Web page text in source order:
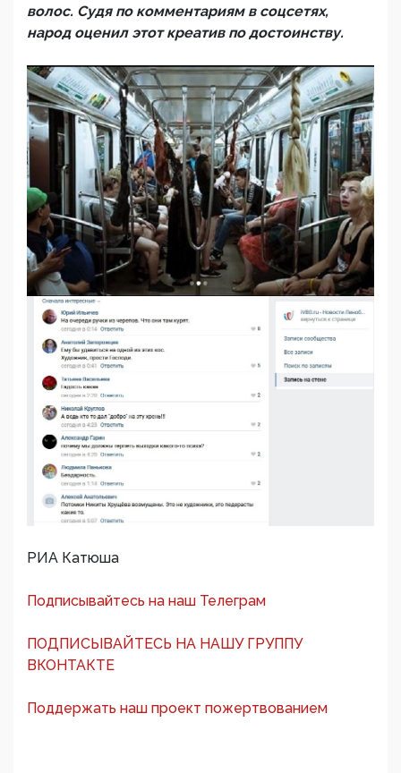
волос. Судя по комментариям в соцсетях,
народ оценил этот креатив по достоинству.
РИА Катюша
Подписывайтесь на наш Телеграм
ПОДПИСЫВАЙТЕСЬ НА НАШУ ГРУППУ
ВКОНТАКТЕ
Поддержать наш проект пожертвованием